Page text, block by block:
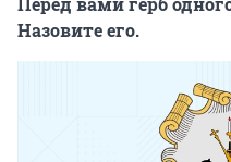
Назовите его.